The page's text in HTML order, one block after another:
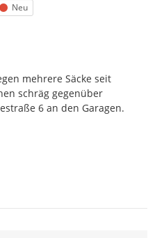
Status
Neu
mehrere Säcke seit
schräg gegenüber
6 an den Garagen.